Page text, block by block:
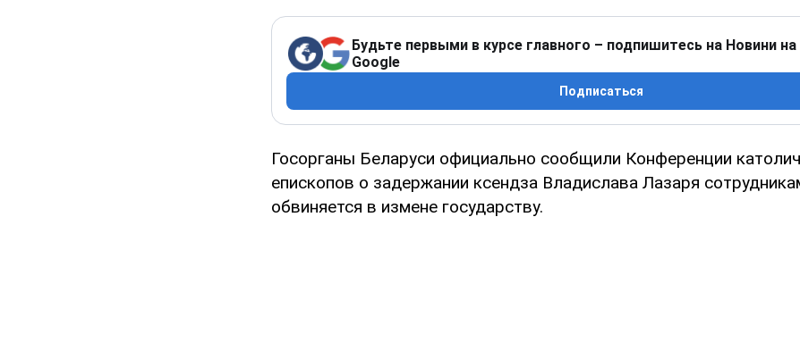
Будьте первыми в курсе главного – подпишитесь на Новини на
Google
Подписаться
Госорганы Беларуси официально сообщили Конференции
епископов о задержании ксендза Владислава Лазаря
обвиняется в измене государству.